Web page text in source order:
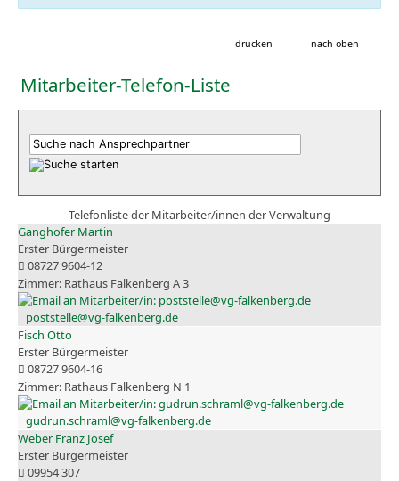
drucken nach oben
Mitarbeiter-Telefon-Liste
Telefonliste der Mitarbeiter/innen der Verwaltung
Ganghofer Martin
Erster Bürgermeister
08727 9604-12
Rathaus Falkenberg A 3
poststelle@vg-falkenberg.de
Fisch Otto
Erster Bürgermeister
08727 9604-16
Rathaus Falkenberg N 1
gudrun.schraml@vg-falkenberg.de
Weber Franz Josef
Erster Bürgermeister
09954 307